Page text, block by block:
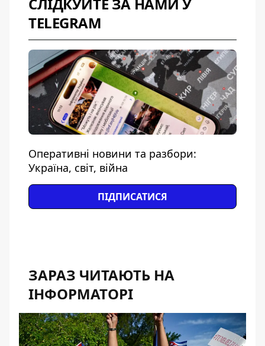
СЛІДКУЙТЕ ЗА НАМИ У
TELEGRAM
Оперативні новини та разбори:
Україна, світ, війна
ПІДПИСАТИСЯ
ЗАРАЗ ЧИТАЮТЬ НА
ІНФОРМАТОРІ